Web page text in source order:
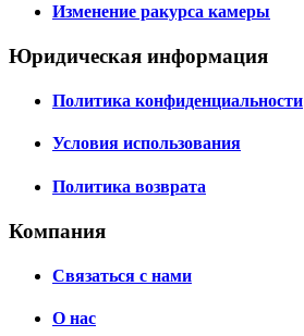
Изменение ракурса камеры
Юридическая информация
Политика конфиденциальности
Условия использования
Политика возврата
Компания
Связаться с нами
О нас